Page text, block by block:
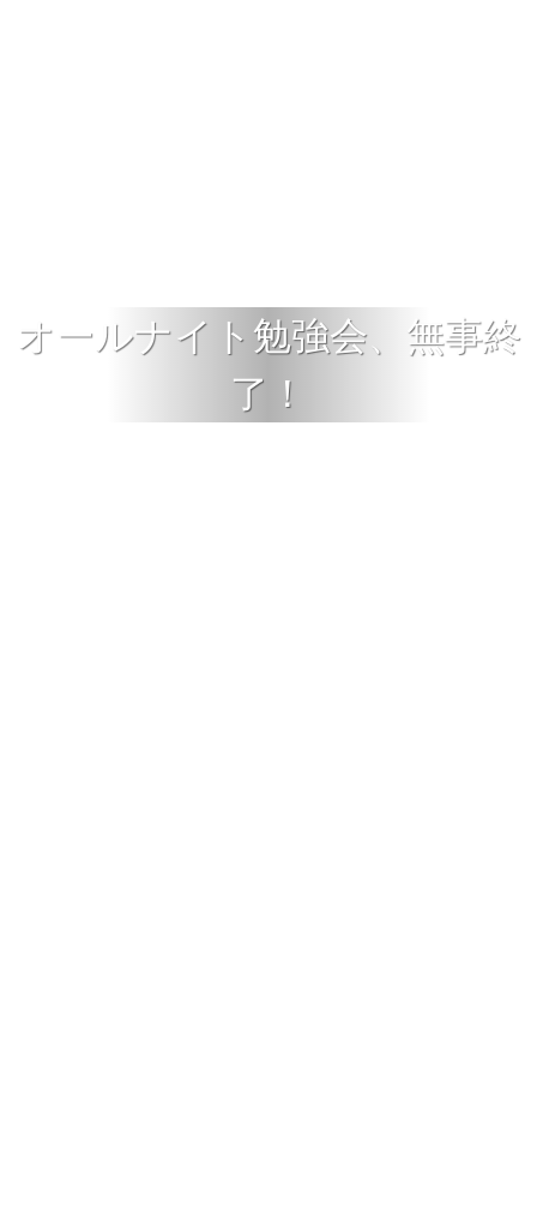
オールナイト勉強会、無事終
了！